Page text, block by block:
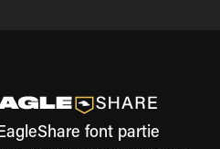
font partie